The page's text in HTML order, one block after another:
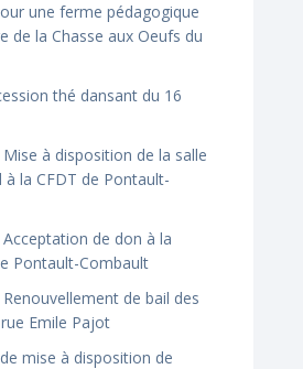
une ferme pédagogique
de la Chasse aux Oeufs du
thé dansant du 16
à disposition de la salle
à la CFDT de Pontault-
de don à la
Pontault-Combault
de bail des
Emile Pajot
mise à disposition de